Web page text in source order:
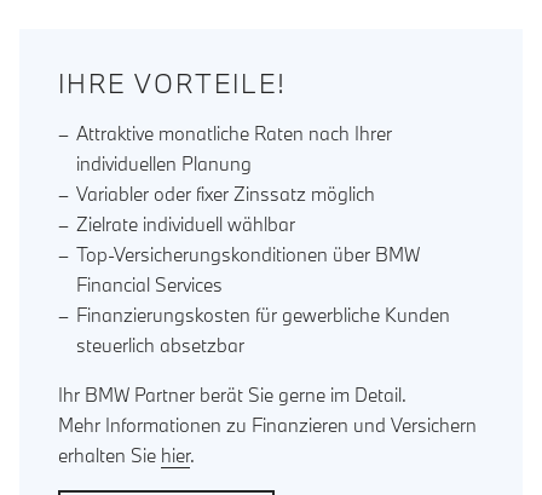
IHRE VORTEILE!
Attraktive monatliche Raten nach Ihrer
individuellen Planung
Variabler oder fixer Zinssatz möglich
Zielrate individuell wählbar
Top-Versicherungskonditionen über BMW
Financial Services
Finanzierungskosten für gewerbliche Kunden
steuerlich absetzbar
Ihr BMW Partner berät Sie gerne im Detail.
Mehr Informationen zu Finanzieren und Versichern
erhalten Sie hier.